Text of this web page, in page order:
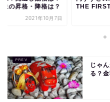
生の昇格・降格は？
2021年10月7日
THE
じゃ
る？